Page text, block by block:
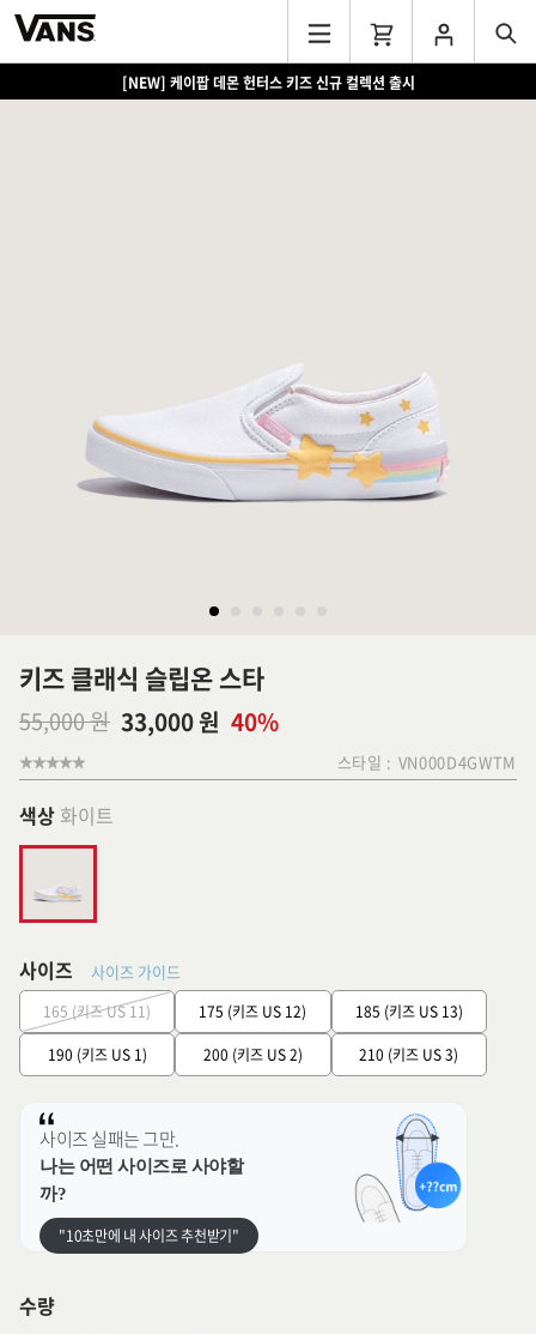
[NEW] 케이팝 데몬 헌터스 키즈 신규 컬렉션 출시
키즈 클래식 슬립온 스타
55,000 원 33,000 원 40%
스타일 : VN000D4GWTM
색상 화이트
사이즈 사이즈 가이드
165 (키즈 US 11) 175 (키즈 US 12)
185 (키즈 US 13)
190 (키즈 US 1)
200 (키즈 US 2) 210 (키즈 US 3)
사이즈 실패는 그만.
나는 어떤 사이즈로 사야할
까?
"10초만에 내 사이즈 추천받기"
수량